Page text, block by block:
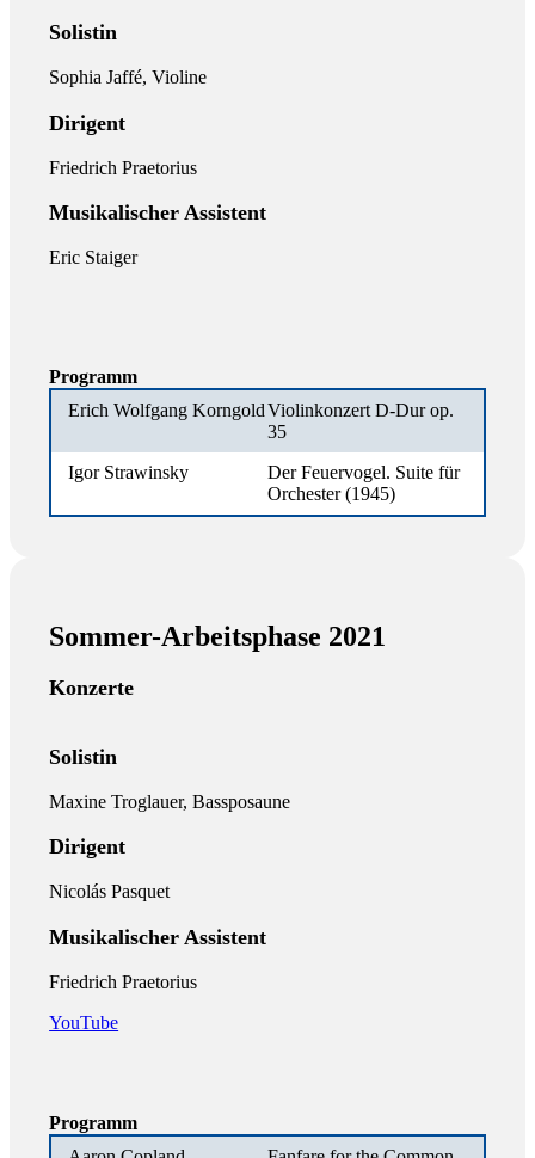
Solistin
Sophia Jaffé, Violine
Dirigent
Friedrich Praetorius
Musikalischer Assistent
Eric Staiger
Programm
Erich Wolfgang KorngoldViolinkonzert D-Dur op.
35
Igor Strawinsky
Der Feuervogel. Suite für
Orchester (1945)
Sommer-Arbeitsphase 2021
Konzerte
Solistin
Maxine Troglauer, Bassposaune
Dirigent
Nicolás Pasquet
Musikalischer Assistent
Friedrich Praetorius
YouTube
Programm